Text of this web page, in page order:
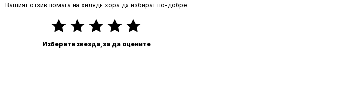
Вашият отзив помага на хиляди хора да избират по-добре
Изберете звезда, за да оцените